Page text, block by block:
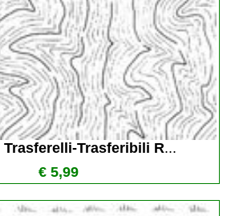
Trasferelli-Trasferibili R...
€ 5,99